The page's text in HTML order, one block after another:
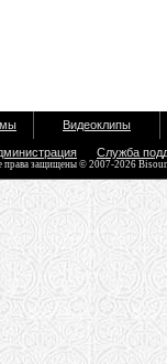
Видеоклипы
Служба
права защищены © 2007-2026